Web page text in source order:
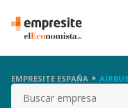
EMPRESITE ESPAÑA
Buscar